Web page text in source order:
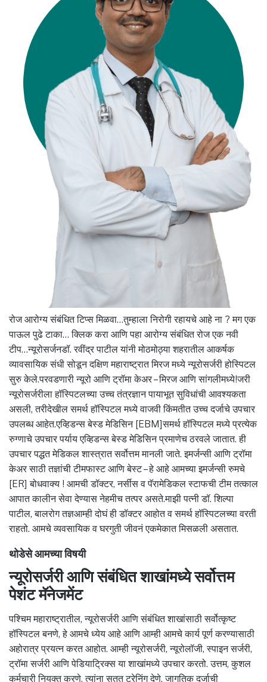
रोज आरोग्य संबंधित टिप्स मिळवा…तुम्हाला निरोगी रहायचे आहे ना ? मग एक
पाऊल पुढे टाका… क्लिक करा आणि पहा आरोग्य संबंधित रोज एक नवी
टीप…न्यूरोसर्जनडॉ. रवींद्र पाटील यांनी मोठमोठ्या शहरातील आकर्षक
व्यावसायिक संधी सोडून दक्षिण महाराष्ट्रात मिरज मध्ये न्यूरोसर्जरी होस्पिटल
सुरु केले.परवडणारी न्यूरो आणि ट्रॉमा केअर – मिरज आणि सांगलीमध्ये!जरी
न्यूरोसर्जरीला हॉस्पिटलच्या उच्च तंत्रज्ञान पायाभूत सुविधांची आवश्यकता
असली, तरीदेखील समर्थ हॉस्पिटल मध्ये वाजवी किंमतीत उच्च दर्जाचे उपचार
उपलब्ध आहेत.एव्हिडन्स बेस्ड मेडिसिन [EBM]समर्थ हॉस्पिटल मध्ये प्रत्येक
रुग्णाचे उपचार पर्याय एव्हिडन्स बेस्ड मेडिसिन प्रमाणेच ठरवले जातात. ही
उपचार पद्धत मेडिकल शास्त्रात सर्वोत्तम मानली जाते. इमर्जन्सी आणि ट्रॉमा
केअर साठी तज्ञांची टीमफास्ट आणि बेस्ट – हे आहे आमच्या इमर्जन्सी रुमचे
[ER] बोधवाक्य ! आमची डॉक्टर, नर्सीस व पॅरामेडिकल स्टाफची टीम तत्काल
आपात कालीन सेवा देण्यास नेहमीच तत्पर असते.माझी पत्नी डॉ. शिल्पा
पाटील, बालरोग तज्ञआम्ही दोघं ही डॉक्टर आहोत व समर्थ हॉस्पिटलच्या वरती
राहतो. आमचे व्यवसायिक व घरगुती जीवनं एकमेकात मिसळली असतात.
थोडेसे आमच्या विषयी
न्यूरोसर्जरी आणि संबंधित शाखांमध्ये सर्वोत्तम
पेशंट मॅनेजमेंट
पश्चिम महाराष्ट्रातील, न्यूरोसर्जरी आणि संबंधित शाखांसाठी सर्वोत्कृष्ट
हॉस्पिटल बनणे, हे आमचे ध्येय आहे आणि आम्ही आमचे कार्य पूर्ण करण्यासाठी
अहोरात्र प्रयत्न करत आहोत. आम्ही न्यूरोसर्जरी, न्यूरोलॉजी, स्पाइन सर्जरी,
ट्रॉमा सर्जरी आणि पेडियाट्रिक्स या शाखांमध्ये उपचार करतो. उत्तम, कुशल
कर्मचारी नियुक्त करणे, त्यांना सतत ट्रेनिंग देणे, जागतिक दर्जाची